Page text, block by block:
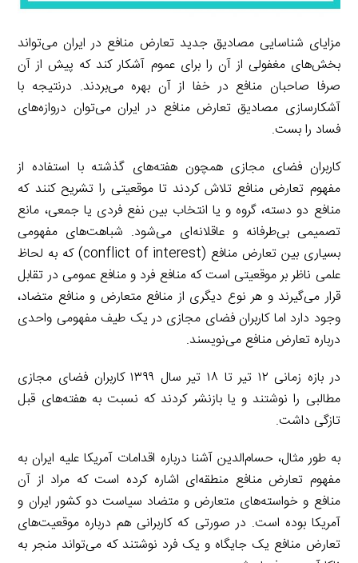
مزایای شناسایی مصادیق جدید تعارض منافع در ایران می‌تواند
بخش‌های مغفولی از آن را برای عموم آشکار کند که پیش از آن
صرفا صاحبان منافع در خفا از آن بهره می‌بردند. درنتیجه با
آشکارسازی مصادیق تعارض منافع در ایران می‌توان دروازه‌های
فساد را بست.
کاربران فضای مجازی همچون هفته‌های گذشته با استفاده از
مفهوم تعارض منافع تلاش کردند تا موقعیتی را تشریح کنند که
منافع دو دسته، گروه و یا انتخاب بین نفع فردی یا جمعی، مانع
تصمیمی بی‌طرفانه و عاقلانه‌ای می‌شود. شباهت‌های مفهومی
بسیاری بین تعارض منافع (conflict of interest) که به لحاظ
علمی ناظر بر موقعیتی است که منافع فرد و منافع عمومی در تقابل
قرار می‌گیرند و هر نوع دیگری از منافع متعارض و منافع متضاد،
وجود دارد اما کاربران فضای مجازی در یک طیف مفهومی واحدی
درباره تعارض منافع می‌نویسند.
در بازه زمانی ۱۲ تیر تا ۱۸ تیر سال ۱۳۹۹ کاربران فضای مجازی
مطالبی را نوشتند و یا بازنشر کردند که نسبت به هفته‌های قبل
تازگی داشت.
به طور مثال، حسام‌الدین آشنا درباره اقدامات آمریکا علیه ایران به
مفهوم تعارض منافع منطقه‌ای اشاره کرده است که مراد از آن
منافع و خواسته‌های متعارض و متضاد سیاست دو کشور ایران و
آمریکا بوده است. در صورتی که کاربرانی هم درباره موقعیت‌های
تعارض منافع یک جایگاه و یک فرد نوشتند که می‌تواند منجر به